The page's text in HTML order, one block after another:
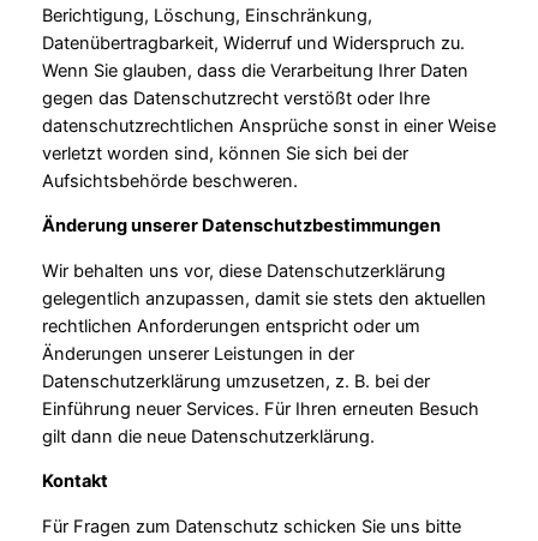
Berichtigung, Löschung, Einschränkung,
Datenübertragbarkeit, Widerruf und Widerspruch zu.
Wenn Sie glauben, dass die Verarbeitung Ihrer Daten
gegen das Datenschutzrecht verstößt oder Ihre
datenschutzrechtlichen Ansprüche sonst in einer Weise
verletzt worden sind, können Sie sich bei der
Aufsichtsbehörde beschweren.
Änderung unserer Datenschutzbestimmungen
Wir behalten uns vor, diese Datenschutzerklärung
gelegentlich anzupassen, damit sie stets den aktuellen
rechtlichen Anforderungen entspricht oder um
Änderungen unserer Leistungen in der
Datenschutzerklärung umzusetzen, z. B. bei der
Einführung neuer Services. Für Ihren erneuten Besuch
gilt dann die neue Datenschutzerklärung.
Kontakt
Für Fragen zum Datenschutz schicken Sie uns bitte